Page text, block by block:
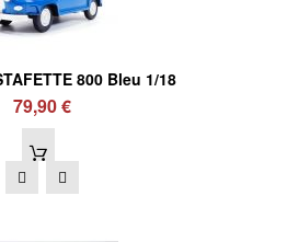
800 Bleu 1/18
79,90 €